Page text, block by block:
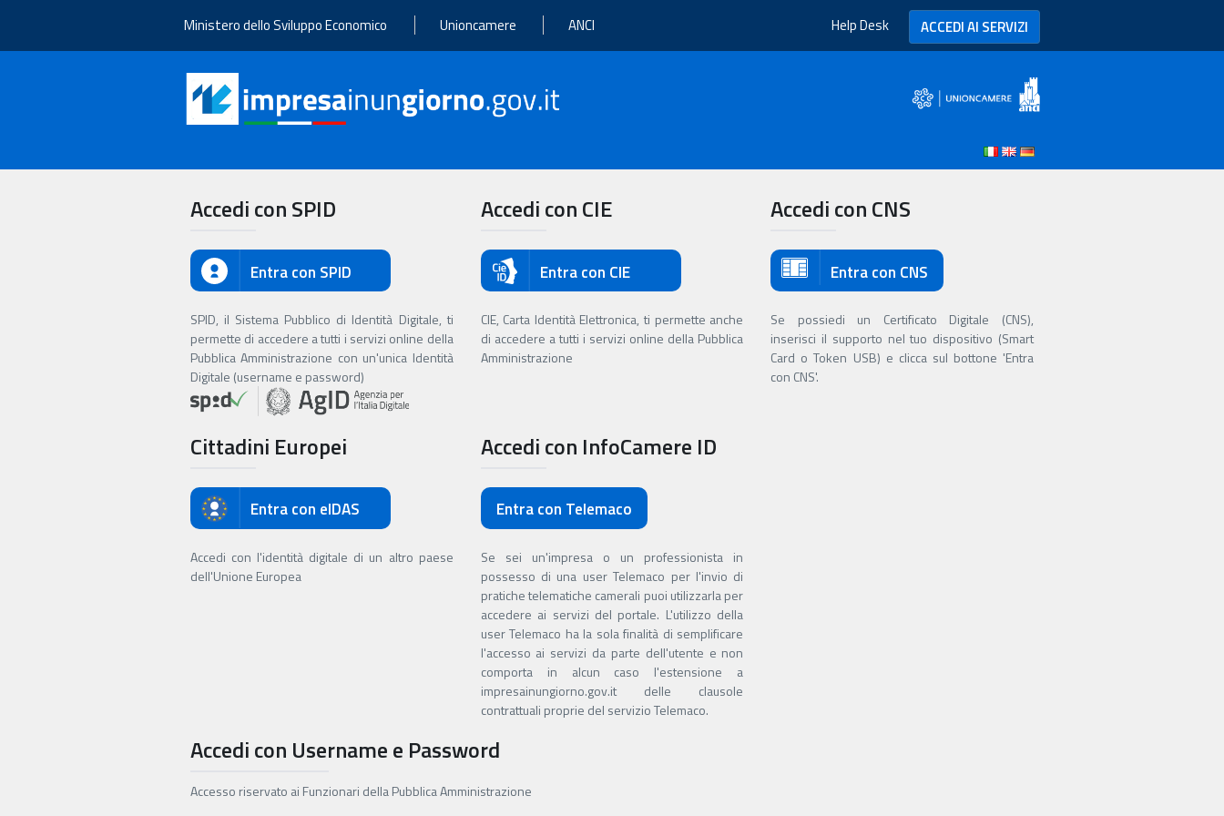
Ministero dello Sviluppo Economico Unioncamere ANCI Help Desk ACCEDI AI SERVIZI
Accedi con SPID
Entra con SPID
SPID, il Sistema Pubblico di Identità Digitale, ti
permette di accedere a tutti i servizi online della
Pubblica Amministrazione con un'unica Identità
Digitale (username e password)
Accedi con CIE
Entra con CIE
CIE, Carta Identità Elettronica, ti permette anche
di accedere a tutti i servizi online della Pubblica
Amministrazione
Accedi con CNS
Entra con CNS
Se possiedi un Certificato Digitale (CNS),
inserisci il supporto nel tuo dispositivo (Smart
Card o Token USB) e clicca sul bottone 'Entra
con CNS'.
Cittadini Europei
Entra con eIDAS
Accedi con l'identità digitale di un altro paese
dell'Unione Europea
Accedi con InfoCamere ID
Entra con Telemaco
Se sei un'impresa o un professionista in
possesso di una user Telemaco per l'invio di
pratiche telematiche camerali puoi utilizzarla per
accedere ai servizi del portale. L'utilizzo della
user Telemaco ha la sola finalità di semplificare
l'accesso ai servizi da parte dell'utente e non
comporta in alcun caso l'estensione a
impresainungiorno.gov.it delle clausole
contrattuali proprie del servizio Telemaco.
Accedi con Username e Password
Accesso riservato ai Funzionari della Pubblica Amministrazione